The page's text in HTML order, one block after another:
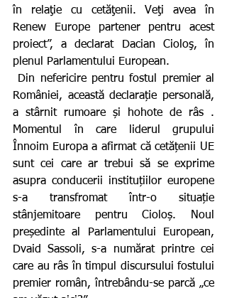
în relaţie cu cetăţenii. Veţi avea în
Renew Europe partener pentru acest
proiect”, a declarat Dacian Cioloş, în
plenul Parlamentului European.
României, această declarație personală,
a stârnit rumoare și hohote de râs .
Momentul în care liderul grupului
Înnoim Europa a afirmat că cetățenii UE
sunt cei care ar trebui să se exprime
asupra conducerii instituțiilor europene
s-a transfromat într-o situație
stânjemitoare pentru Cioloș. Noul
președinte al Parlamentului European,
Dvaid Sassoli, s-a numărat printre cei
care au râs în timpul discursului fostului
premier român, întrebându-se parcă „ce